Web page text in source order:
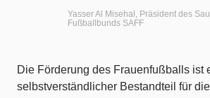
Yasser Al Misehal, Präsident des
Fußballbunds SAFF
Die Förderung des Frauenfußballs ist
selbstverständlicher Bestandteil für die